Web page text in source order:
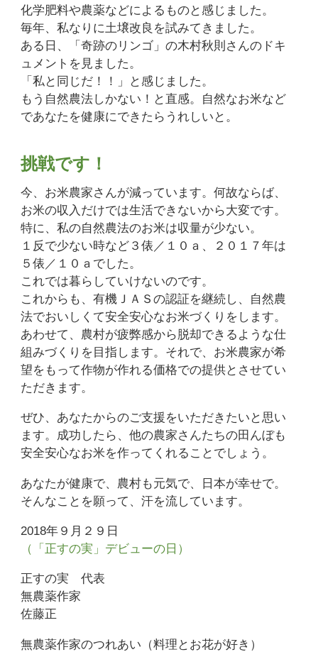
化学肥料や農薬などによるものと感じました。
毎年、私なりに土壌改良を試みてきました。
ある日、「奇跡のリンゴ」の木村秋則さんのドキ
ュメントを見ました。
「私と同じだ！！」と感じました。
もう自然農法しかない！と直感。自然なお米など
であなたを健康にできたらうれしいと。
挑戦です！
今、お米農家さんが減っています。何故ならば、
お米の収入だけでは生活できないから大変です。
特に、私の自然農法のお米は収量が少ない。
１反で少ない時など３俵／１０ａ、２０１７年は
５俵／１０ａでした。
これでは暮らしていけないのです。
これからも、有機ＪＡＳの認証を継続し、自然農
法でおいしくて安全安心なお米づくりをします。
あわせて、農村が疲弊感から脱却できるような仕
組みづくりを目指します。それで、お米農家が希
望をもって作物が作れる価格での提供とさせてい
ただきます。
ぜひ、あなたからのご支援をいただきたいと思い
ます。成功したら、他の農家さんたちの田んぼも
安全安心なお米を作ってくれることでしょう。
あなたが健康で、農村も元気で、日本が幸せで。
そんなことを願って、汗を流しています。
2018年９月２９日
（「正すの実」デビューの日）
正すの実 代表
無農薬作家
佐藤正
無農薬作家のつれあい（料理とお花が好き）